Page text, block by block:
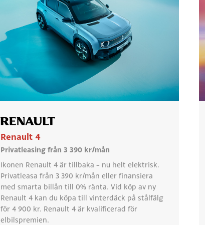
Renault 4
Privatleasing från 3 390 kr/mån
Ikonen Renault 4 är tillbaka – nu helt elektrisk.
Privatleasa från 3 390 kr/mån eller finansiera
med smarta billån till 0% ränta. Vid köp av ny
Renault 4 kan du köpa till vinterdäck på stålfälg
för 4 900 kr. Renault 4 är kvalificerad för
elbilspremien.